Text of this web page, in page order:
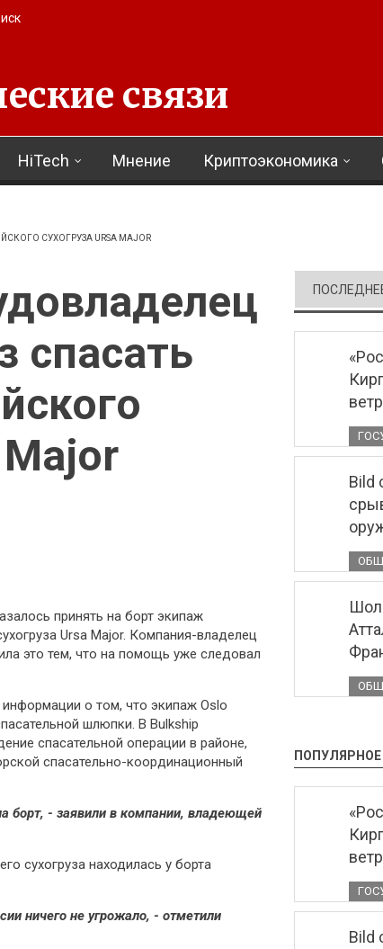
связи
HiTech Мнение Криптоэкономика
СУХОГРУЗА URSA MAJOR
спасать
Major
принять на борт экипаж
Ursa Major. Компания-владелец
это тем, что на помощь уже следовал
о том, что экипаж Oslo
шлюпки. В Bulkship
спасательной операции в районе,
спасательно-координационный
борт, - заявили в компании, владеющей
сухогруза находилась у борта
ничего не угрожало, - отметили
Bild
ПОПУЛЯРНОЕ
Bild